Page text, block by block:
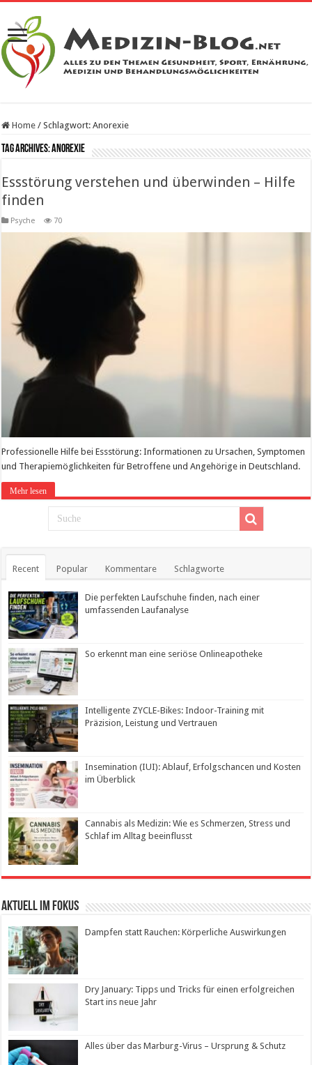
Home / Schlagwort:Anorexie
Tag Archives:Anorexie
Essstörung verstehen und überwinden – Hilfe
finden
Psyche 70
Professionelle Hilfe bei Essstörung: Informationen zu Ursachen, Symptomen
und Therapiemöglichkeiten für Betroffene und Angehörige in Deutschland.
Mehr lesen
Recent Popular Kommentare Schlagworte
Die perfekten Laufschuhe finden, nach einer
umfassenden Laufanalyse
So erkennt man eine seriöse Onlineapotheke
Intelligente ZYCLE-Bikes: Indoor-Training mit
Präzision, Leistung und Vertrauen
Insemination (IUI): Ablauf, Erfolgschancen und Kosten
im Überblick
Cannabis als Medizin: Wie es Schmerzen, Stress und
Schlaf im Alltag beeinflusst
Aktuell im Fokus
Dampfen statt Rauchen: Körperliche Auswirkungen
Dry January: Tipps und Tricks für einen erfolgreichen
Start ins neue Jahr
Alles über das Marburg-Virus – Ursprung & Schutz